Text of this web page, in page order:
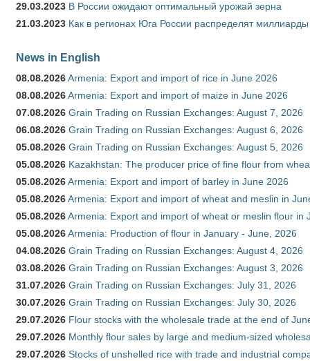
29.03.2023 В России ожидают оптимальный урожай зерна
21.03.2023 Как в регионах Юга России распределят
News in English
08.08.2026Armenia: Export and import of rice in June 2026
08.08.2026Armenia: Export and import of maize in June 2026
07.08.2026 Grain Trading on Russian Exchanges: August 7, 2026
06.08.2026 Grain Trading on Russian Exchanges: August 6, 2026
05.08.2026 Grain Trading on Russian Exchanges: August 5, 2026
05.08.2026 Kazakhstan: The producer price of fine flour from
05.08.2026Armenia: Export and import of barley in June 2026
05.08.2026Armenia: Export and import of wheat and meslin in
05.08.2026Armenia: Export and import of wheat or meslin flour in
05.08.2026Armenia: Production of flour in January - June, 2026
04.08.2026 Grain Trading on Russian Exchanges: August 4, 2026
03.08.2026 Grain Trading on Russian Exchanges: August 3, 2026
31.07.2026 Grain Trading on Russian Exchanges: July 31, 2026
30.07.2026 Grain Trading on Russian Exchanges: July 30, 2026
29.07.2026 Flour stocks with the wholesale trade at the end of
29.07.2026 Monthly flour sales by large and medium-sized
29.07.2026 Stocks of unshelled rice with trade and industrial